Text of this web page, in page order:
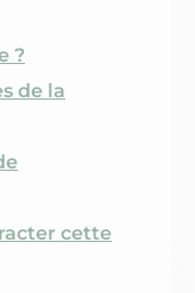
?
de la
cette